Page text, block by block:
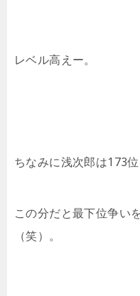
レベル高えー。
ちなみに浅次郎は173位
この分だと最下位争い
（笑）。